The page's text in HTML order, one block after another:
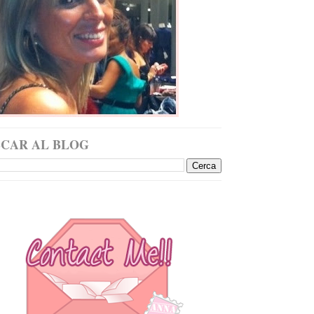
AL BLOG